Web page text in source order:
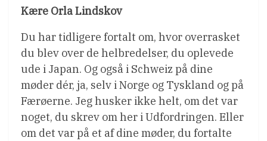
Kære Orla Lindskov
Du har tidligere fortalt om, hvor overrasket
du blev over de helbredelser, du oplevede
ude i Japan. Og også i Schweiz på dine
møder dér, ja, selv i Norge og Tyskland og på
Færøerne. Jeg husker ikke helt, om det var
noget, du skrev om her i Udfordringen. Eller
om det var på et af dine møder, du fortalte